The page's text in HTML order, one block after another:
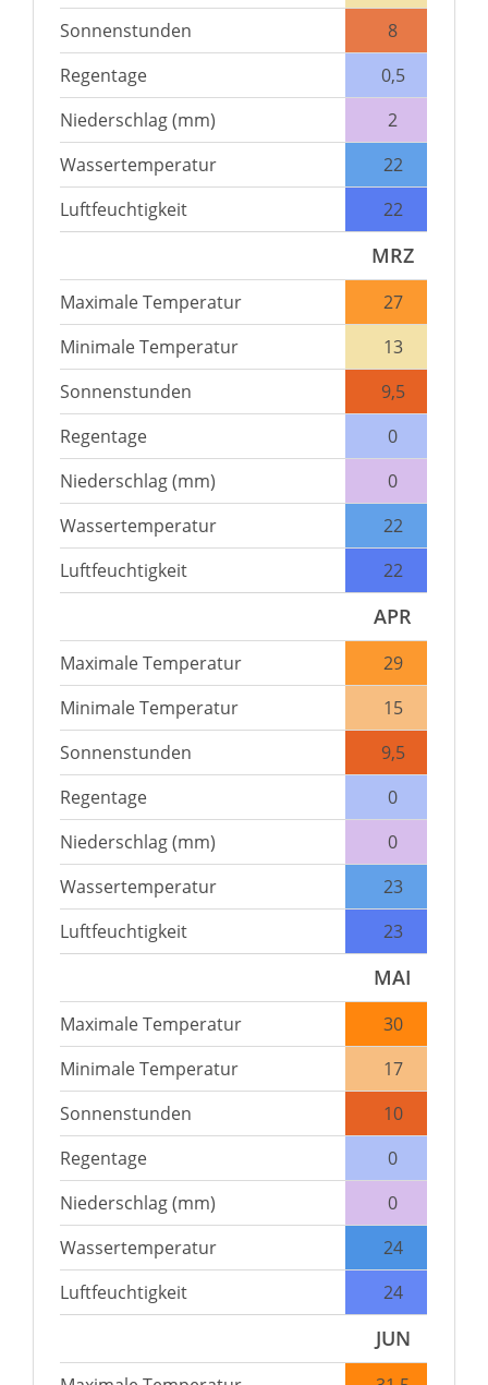
Sonnenstunden
8
Regentage
0,5
Niederschlag (mm)
2
Wassertemperatur
22
Luftfeuchtigkeit
22
MRZ
Maximale Temperatur
27
Minimale Temperatur
13
Sonnenstunden
9,5
Regentage
0
Niederschlag (mm)
0
Wassertemperatur
22
Luftfeuchtigkeit
22
APR
Maximale Temperatur
29
Minimale Temperatur
15
Sonnenstunden
9,5
Regentage
0
Niederschlag (mm)
0
Wassertemperatur
23
Luftfeuchtigkeit
23
MAI
Maximale Temperatur
30
Minimale Temperatur
17
Sonnenstunden
10
Regentage
0
Niederschlag (mm)
0
Wassertemperatur
24
Luftfeuchtigkeit
24
JUN